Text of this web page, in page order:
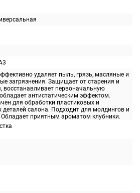
удаляет пыль, грязь, масляные и
загрязнения. Защищает от старения и
восстанавливает первоначальную
обладает антистатическим эффектом.
для обработки пластиковых и
деталей салона. Подходит для молдингов и
приятным ароматом клубники.